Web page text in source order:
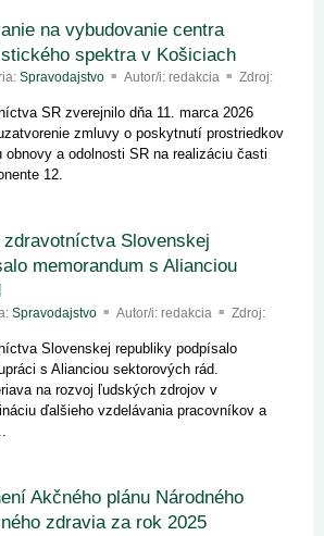
na vybudovanie centra
spektra v Košiciach
Spravodajstvo Autor/i: redakcia
Zdroj:
SR zverejnilo dňa 11. marca 2026
zmluvy o poskytnutí prostriedkov
obnovy a odolnosti SR na realizáciu časti
12.
Slovenskej
memorandum s Alianciou
Spravodajstvo Autor/i: redakcia
Zdroj:
Slovenskej republiky podpísalo
s Alianciou sektorových rád.
na rozvoj ľudských zdrojov v
ďalšieho vzdelávania pracovníkov a
Akčného plánu Národného
zdravia za rok 2025